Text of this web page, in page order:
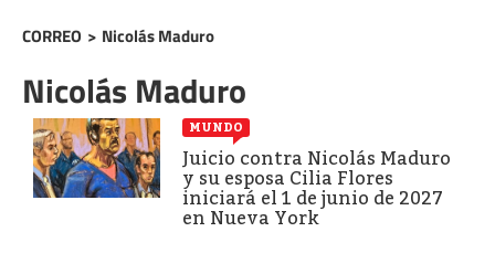
CORREO > Nicolás Maduro
Nicolás Maduro
MUNDO
Juicio contra Nicolás Maduro
y su esposa Cilia Flores
iniciará el 1 de junio de 2027
en Nueva York